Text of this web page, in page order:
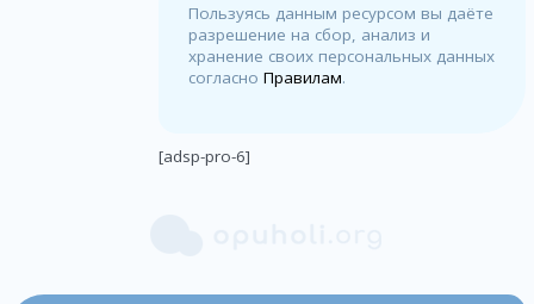
Пользуясь данным ресурсом вы даёте
разрешение на сбор, анализ и
хранение своих персональных данных
согласноПравилам.
[adsp-pro-6]